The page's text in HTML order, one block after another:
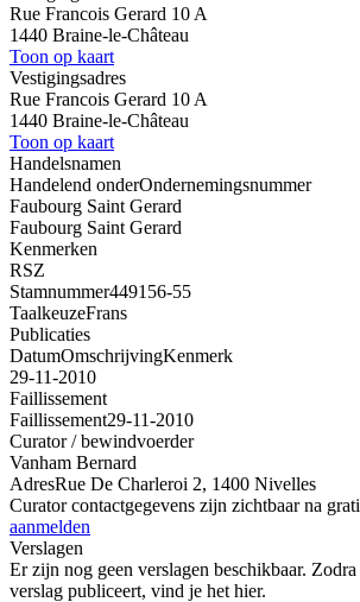
Rue Francois Gerard 10 A
1440 Braine-le-Château
Toon op kaart
Vestigingsadres
Rue Francois Gerard 10 A
1440 Braine-le-Château
Toon op kaart
Handelsnamen
Handelend onderOndernemingsnummer
Faubourg Saint Gerard
Faubourg Saint Gerard
Kenmerken
RSZ
Stamnummer449156-55
TaalkeuzeFrans
Publicaties
DatumOmschrijvingKenmerk
29-11-2010
Faillissement
Faillissement29-11-2010
Curator / bewindvoerder
Vanham Bernard
AdresRue De Charleroi 2, 1400 Nivelles
Curator contactgegevens zijn zichtbaar na
aanmelden
Verslagen
Er zijn nog geen verslagen beschikbaar. Zodra
verslag publiceert, vind je het hier.